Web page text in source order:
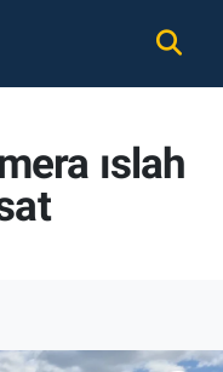
ıslah